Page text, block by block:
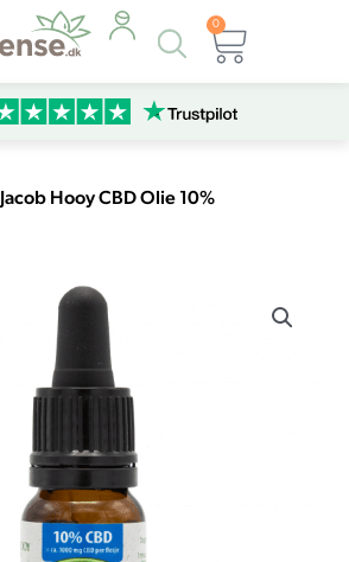
Products
search
0
Kurv
Jacob Hooy CBD Olie 10%